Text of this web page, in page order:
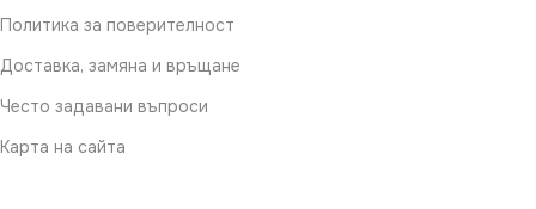
Политика за поверителност
Доставка, замяна и връщане
Често задавани въпроси
Карта на сайта